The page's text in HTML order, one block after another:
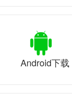
Android下载